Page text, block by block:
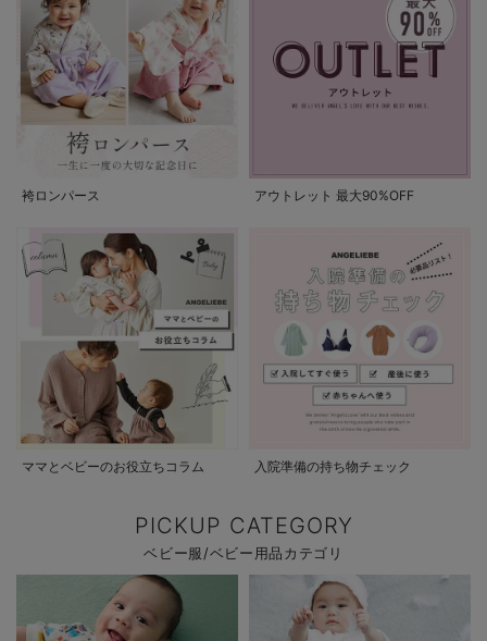
袴ロンパース アウトレット 最大90%OFF
ママとベビーのお役立ちコラム 入院準備の持ち物チェック
PICKUP CATEGORY
ベビー服/ベビー用品カテゴリ